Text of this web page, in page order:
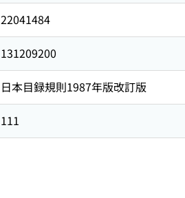
22041484
131209200
日本目録規則1987年版改訂版
111